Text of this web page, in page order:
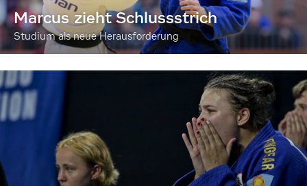
Marcus zieht Schlussstrich
Studium als neue Herausforderung